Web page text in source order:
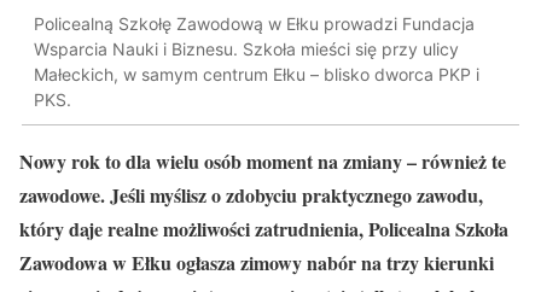
Policealną Szkołę Zawodową w Ełku prowadzi Fundacja
Wsparcia Nauki i Biznesu. Szkoła mieści się przy ulicy
Małeckich, w samym centrum Ełku – blisko dworca PKP i
PKS.
Nowy rok to dla wielu osób moment na zmiany – również te
zawodowe. Jeśli myślisz o zdobyciu praktycznego zawodu,
który daje realne możliwości zatrudnienia, Policealna Szkoła
Zawodowa w Ełku ogłasza zimowy nabór na trzy kierunki